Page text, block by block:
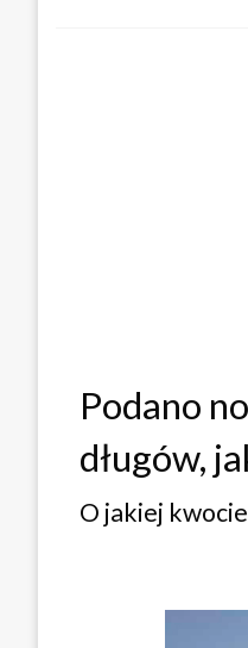
Podano
długów,
O jakiej